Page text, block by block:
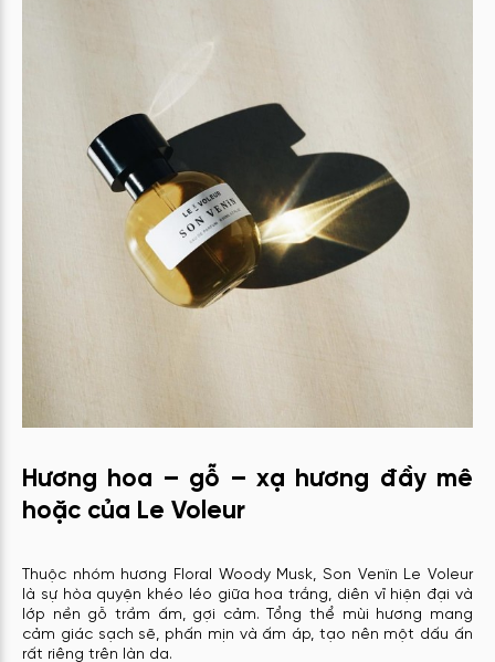
Hương hoa – gỗ – xạ hương đầy mê
hoặc của Le Voleur
Thuộc nhóm hương Floral Woody Musk, Son Venïn Le Voleur
là sự hòa quyện khéo léo giữa hoa trắng, diên vĩ hiện đại và
lớp nền gỗ trầm ấm, gợi cảm. Tổng thể mùi hương mang
cảm giác sạch sẽ, phấn mịn và ấm áp, tạo nên một dấu ấn
rất riêng trên làn da.